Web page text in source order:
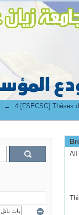
→
4.[FSECSG] Thèses
All